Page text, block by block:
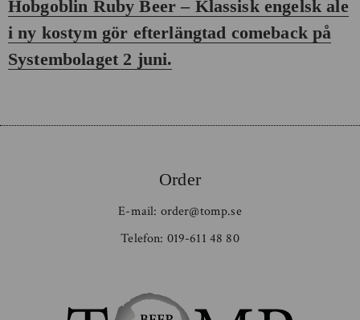
inlägg:
Hobgoblin Ruby Beer – Klassisk engelsk ale
i ny kostym gör efterlängtad comeback på
Systembolaget 2 juni.
Order
E-mail: order@tomp.se
Telefon: 019-611 48 80